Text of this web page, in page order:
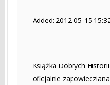
Added: 2012-05-15
Książka Dobrych
oficjalnie